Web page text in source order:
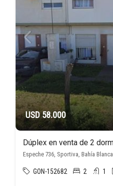
USD 58.000
Espeche 736, Sportiva, Bahía Blanca
GON-152682 2 1